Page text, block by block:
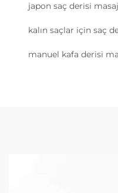
japon saç derisi
kalın saçlar için saç
manuel kafa derisi